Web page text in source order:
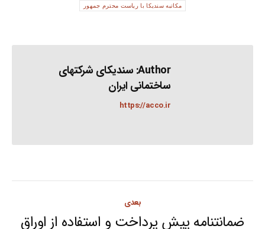
مکاتبه سندیکا با ریاست محترم جمهور
Author: سندیکای شرکتهای
ساختمانی ایران
https://acco.ir
بعدی
ضمانتنامه پیش پرداخت و استفاده از اوراق